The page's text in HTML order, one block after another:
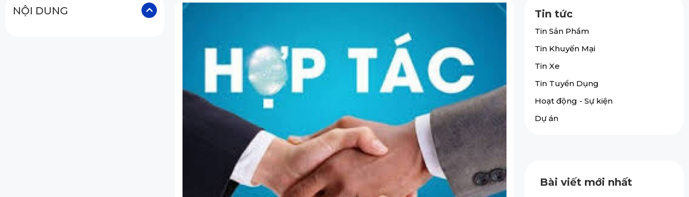
NỘI DUNG Tin tức
Tin Sản Phẩm
Tin Khuyến Mại
Tin Xe
Tin Tuyển Dụng
Hoạt động - Sự kiện
Dự án
Bài viết mới nhất